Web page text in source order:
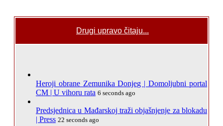
Drugi upravo čitaju...
Heroji obrane Zemunika Donjeg | Domoljubni portal
CM | U vihoru rata 6 seconds ago
Predsjednica u Mađarskoj traži objašnjenje za blokadu
| Press 22 seconds ago